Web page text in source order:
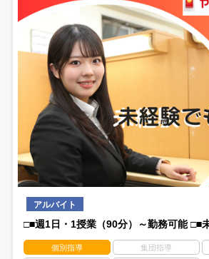
アルバイト
□■週1日・1授業（90分）～勤務可能 □■
個別指導 集団指導